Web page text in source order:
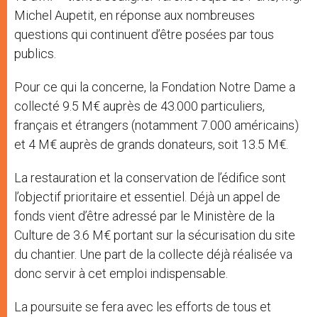
Michel Aupetit, en réponse aux nombreuses
questions qui continuent d’être posées par tous
publics.
Pour ce qui la concerne, la Fondation Notre Dame a
collecté 9.5 M€ auprès de 43.000 particuliers,
français et étrangers (notamment 7.000 américains)
et 4 M€ auprès de grands donateurs, soit 13.5 M€.
La restauration et la conservation de l’édifice sont
l’objectif prioritaire et essentiel. Déjà un appel de
fonds vient d’être adressé par le Ministère de la
Culture de 3.6 M€ portant sur la sécurisation du site
du chantier. Une part de la collecte déjà réalisée va
donc servir à cet emploi indispensable.
La poursuite se fera avec les efforts de tous et